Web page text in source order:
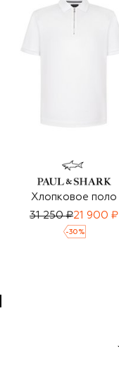
Хлопковое поло
31 250 ₽21 900 ₽
-30 %